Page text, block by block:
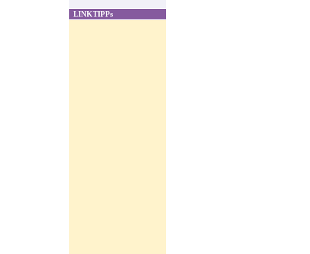
LINKTIPPs